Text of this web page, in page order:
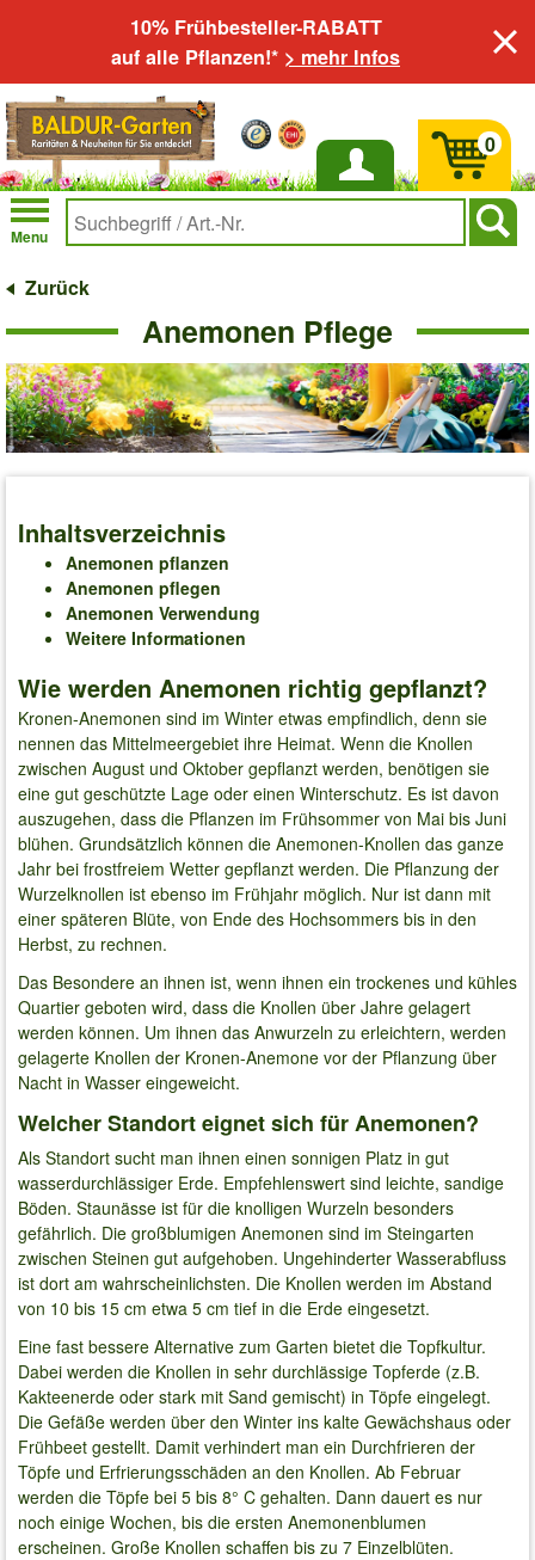
10% Frühbesteller-RABATT
auf alle Pflanzen!* > mehr Infos
Anmelden
Menu
0
Zurück
Anemonen Pflege
Inhaltsverzeichnis
Anemonen pflanzen
Anemonen pflegen
Anemonen Verwendung
Weitere Informationen
Wie werden Anemonen richtig gepflanzt?
Kronen-Anemonen sind im Winter etwas empfindlich, denn sie
nennen das Mittelmeergebiet ihre Heimat. Wenn die Knollen
zwischen August und Oktober gepflanzt werden, benötigen sie
eine gut geschützte Lage oder einen Winterschutz. Es ist davon
auszugehen, dass die Pflanzen im Frühsommer von Mai bis Juni
blühen. Grundsätzlich können die Anemonen-Knollen das ganze
Jahr bei frostfreiem Wetter gepflanzt werden. Die Pflanzung der
Wurzelknollen ist ebenso im Frühjahr möglich. Nur ist dann mit
einer späteren Blüte, von Ende des Hochsommers bis in den
Herbst, zu rechnen.
Das Besondere an ihnen ist, wenn ihnen ein trockenes und kühles
Quartier geboten wird, dass die Knollen über Jahre gelagert
werden können. Um ihnen das Anwurzeln zu erleichtern, werden
gelagerte Knollen der Kronen-Anemone vor der Pflanzung über
Nacht in Wasser eingeweicht.
Welcher Standort eignet sich für Anemonen?
Als Standort sucht man ihnen einen sonnigen Platz in gut
wasserdurchlässiger Erde. Empfehlenswert sind leichte, sandige
Böden. Staunässe ist für die knolligen Wurzeln besonders
gefährlich. Die großblumigen Anemonen sind im Steingarten
zwischen Steinen gut aufgehoben. Ungehinderter Wasserabfluss
ist dort am wahrscheinlichsten. Die Knollen werden im Abstand
von 10 bis 15 cm etwa 5 cm tief in die Erde eingesetzt.
Eine fast bessere Alternative zum Garten bietet die Topfkultur.
Dabei werden die Knollen in sehr durchlässige Topferde (z.B.
Kakteenerde oder stark mit Sand gemischt) in Töpfe eingelegt.
Die Gefäße werden über den Winter ins kalte Gewächshaus oder
Frühbeet gestellt. Damit verhindert man ein Durchfrieren der
Töpfe und Erfrierungsschäden an den Knollen. Ab Februar
werden die Töpfe bei 5 bis 8° C gehalten. Dann dauert es nur
noch einige Wochen, bis die ersten Anemonenblumen
erscheinen. Große Knollen schaffen bis zu 7 Einzelblüten.